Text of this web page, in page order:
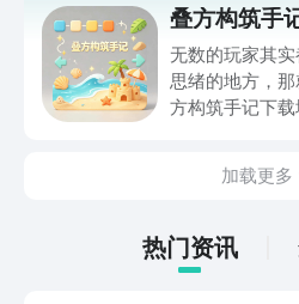
关链接，在最近
高，无论是先
张有趣的战斗
关注，你是否
叠方构筑手
无数的玩家其
思绪的地方，
方构筑手记下
情。如果大家
下游戏的主要
加载更多
热门资讯